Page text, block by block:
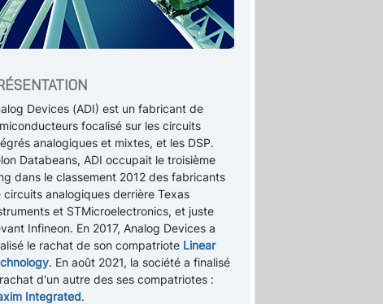
Devices (ADI) est un fabricant de
focalisé sur les circuits
analogiques et mixtes, et les DSP.
Databeans, ADI occupait le troisième
dans le classement 2012 des fabricants
circuits analogiques derrière Texas
et STMicroelectronics, et juste
Infineon. En 2017, Analog Devices a
le rachat de son compatriote Linear
. En août 2021, la société a finalisé
d'un autre des ses compatriotes :
Integrated.